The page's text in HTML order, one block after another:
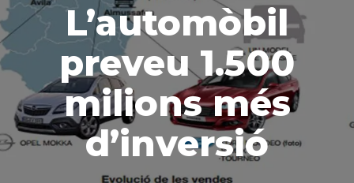
L’automòbil
preveu 1.500
milions més
d’inversió